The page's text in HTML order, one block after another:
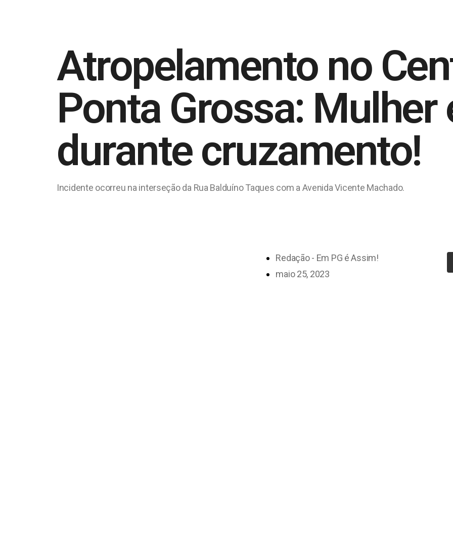
Atropelamento no
Ponta Grossa: Mulher
durante cruzamento!
Incidente ocorreu na interseção da Rua Balduíno Taques com a Avenida Vicente Machado.
Redação - Em PG é Assim!
maio 25, 2023